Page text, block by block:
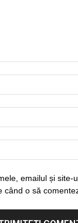
emailul și site-
când o să